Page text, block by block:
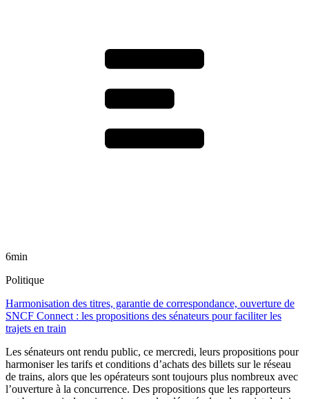
6min
Politique
Harmonisation des titres, garantie de correspondance, ouverture de
SNCF Connect : les propositions des sénateurs pour faciliter les
trajets en train
Les sénateurs ont rendu public, ce mercredi, leurs propositions pour
harmoniser les tarifs et conditions d’achats des billets sur le réseau
de trains, alors que les opérateurs sont toujours plus nombreux avec
l’ouverture à la concurrence. Des propositions que les rapporteurs